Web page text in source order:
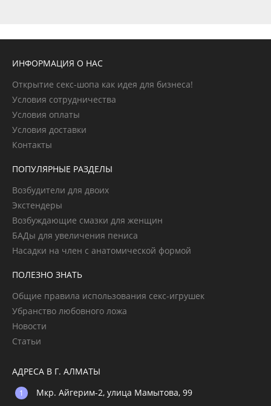
ИНФОРМАЦИЯ О НАС
Открытие секс-шопа как идея для бизнеса!
Условия сотрудничества
Условия оплаты
Условия доставки
Контакты
ПОПУЛЯРНЫЕ РАЗДЕЛЫ
Возбудители для двоих
Экстендеры
Возбуждающие смазки для женщин
БАДы для увеличения пениса
Насадки на член с анатомической формой
ПОЛЕЗНО ЗНАТЬ
Общие правила использования секс-игрушек
Убранство любовного ложа
Новости
Статьи
АДРЕСА В Г. АЛМАТЫ
Мкр. Айгерим-2, улица Мамытова, 99